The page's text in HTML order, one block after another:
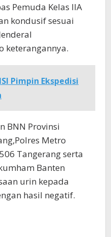
Pemuda Kelas IIA
kondusif sesuai
keterangannya.
Pimpin Ekspedisi
BNN Provinsi
Metro
Tangerang serta
Banten
urin kepada
hasil negatif.